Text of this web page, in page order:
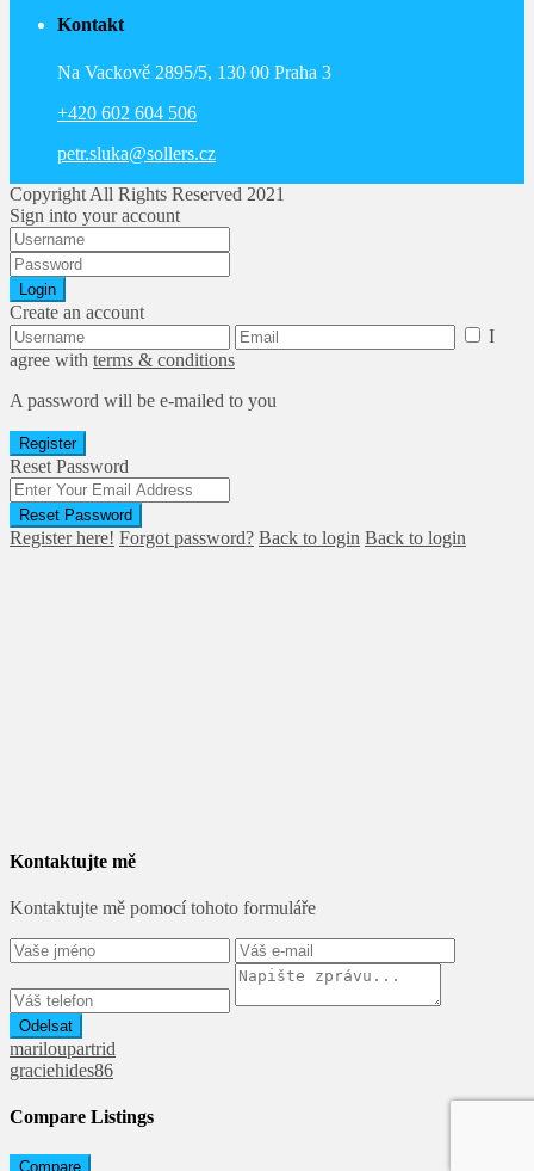
Kontakt
Na Vackově 2895/5, 130 00 Praha 3
+420 602 604 506
petr.sluka@sollers.cz
Copyright All Rights Reserved 2021
Sign into your account
Login
Create an account
I
agree with terms & conditions
A password will be e-mailed to you
Register
Reset Password
Reset Password
Register here! Forgot password? Back to login Back to login
Kontaktujte mě
Kontaktujte mě pomocí tohoto formuláře
Odelsat
mariloupartrid
graciehides86
Compare Listings
Compare